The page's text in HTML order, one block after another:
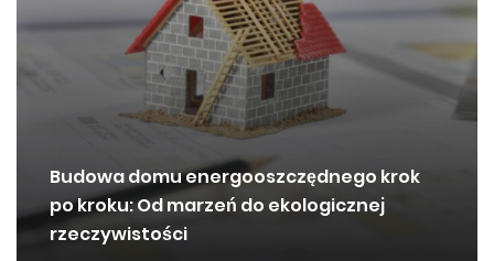
Budowa domu energooszczędnego krok
po kroku: Od marzeń do ekologicznej
rzeczywistości